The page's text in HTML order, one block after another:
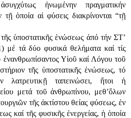
ἡνωμένην πραγματικήν
ὁποία αἱ φύσεις διακρίνονται “τῇ
ὑποστατικῆς ἑνώσεως ἀπό τήν ΣΤ’
μέ τά δύο φυσικά θελήματα καί τίς
ἐνανθρωπίσαντος Υἱοῦ καί Λόγου τοῦ
τῆς ὑποστατικῆς ἑνώσεως, τό
λατρευτικῇ ταπεινώσει, ἤτοι ἡ
μετά τοῦ ἀνθρωπίνου, μεθ’ὅλων
τῆς ἀκτίστου θείας φύσεως, ἐν
καί τῆς φυσικῆς ἐνεργείας, ἡ ὁποία